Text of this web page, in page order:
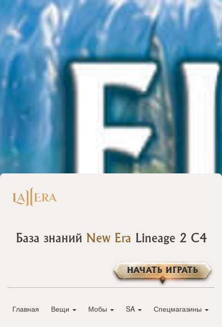
База знаний New Era Lineage 2 C4
НАЧАТЬ ИГРАТЬ
Главная Вещи Мобы SA Спецмагазины